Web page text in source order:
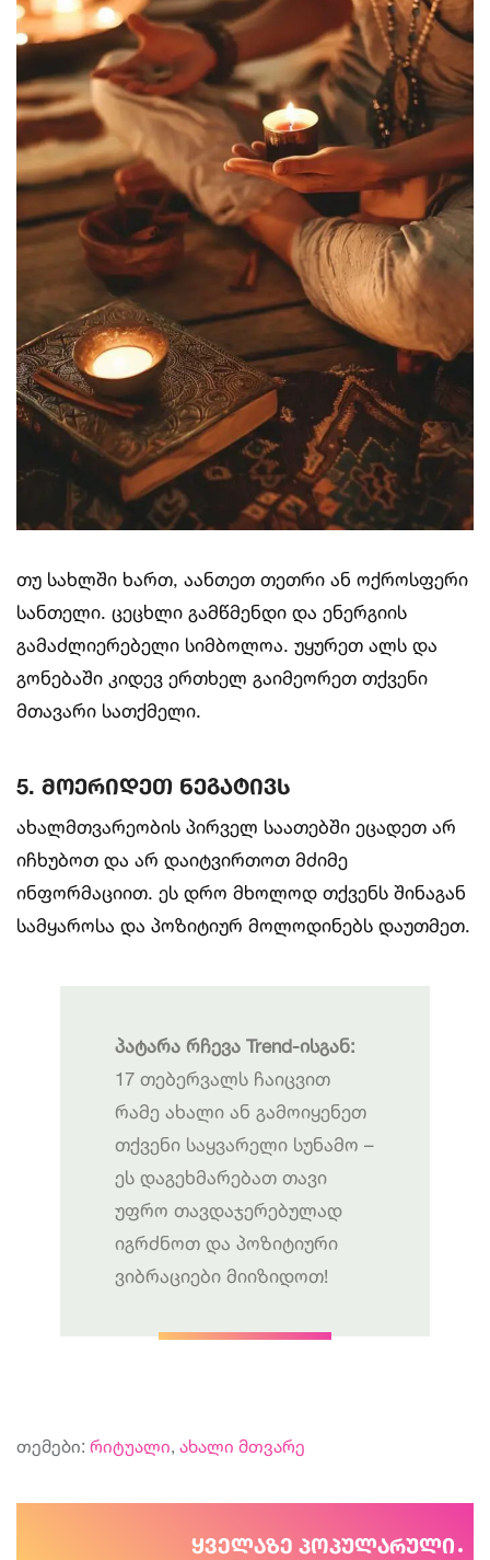
თუ სახლში ხართ, აანთეთ თეთრი ან ოქროსფერი
სანთელი. ცეცხლი გამწმენდი და ენერგიის
გამაძლიერებელი სიმბოლოა. უყურეთ ალს და
გონებაში კიდევ ერთხელ გაიმეორეთ თქვენი
მთავარი სათქმელი.
5. მოერიდეთ ნეგატივს
ახალმთვარეობის პირველ საათებში ეცადეთ არ
იჩხუბოთ და არ დაიტვირთოთ მძიმე
ინფორმაციით. ეს დრო მხოლოდ თქვენს შინაგან
სამყაროსა და პოზიტიურ მოლოდინებს დაუთმეთ.
პატარა რჩევა Trend-ისგან:
17 თებერვალს ჩაიცვით
რამე ახალი ან გამოიყენეთ
თქვენი საყვარელი სუნამო –
ეს დაგეხმარებათ თავი
უფრო თავდაჯერებულად
იგრძნოთ და პოზიტიური
ვიბრაციები მიიზიდოთ!
თემები: რიტუალი, ახალი მთვარე
ყველაზე პოპულარული